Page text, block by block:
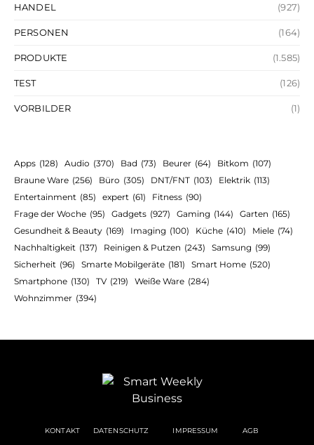
HANDEL (927)
PERSONEN (164)
PRODUKTE (1.585)
TEST (126)
VORBILDER (1)
Apps (128) Audio (370) Bad (73) Beurer (64) Bitkom (107)
Braune Ware (256) Büro (305) DNT/FNT (103) Elektrik (113)
Entertainment (85) expert (61) Fitness (90)
Frage der Woche (95) Gadgets (927) Gaming (144) Garten (165)
Gesundheit & Beauty (169) Imaging (100) Küche (410) Miele (74)
Nachhaltigkeit (137) Reinigen & Putzen (243) Samsung (99)
Sicherheit (96) Smarte Mobilgeräte (181) Smart Home (520)
Smartphone (130) TV (219) Weiße Ware (284)
Wohnzimmer (394)
KONTAKT DATENSCHUTZ IMPRESSUM AGB